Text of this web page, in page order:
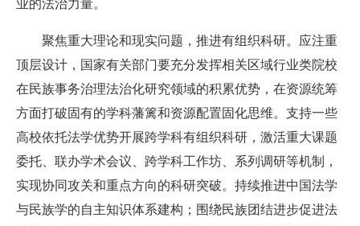
业的法治力量。
聚焦重大理论和现实问题，推进有组织科研。 应注重
顶层设计，国家有关部门要充分发挥相关区域行业类院校
在民族事务治理法治化研究领域的积累优势，在资源统筹
方面打破固有的学科藩篱和资源配置固化思维。支持一些
高校依托法学优势开展跨学科有组织科研，激活重大课题
委托、联办学术会议、跨学科工作坊、系列调研等机制，
实现协同攻关和重点方向的科研突破。持续推进中国法学
与民族学的自主知识体系建构；围绕民族团结进步促进法